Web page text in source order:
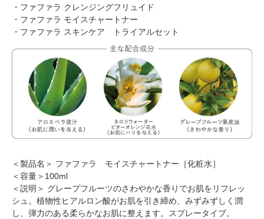
・ ファファラ クレンジングフリュイド
・ ファファラ モイスチャートナー
・ ファファラ スキンケア トライアルセット
＜製品名＞ ファファラ モイスチャートナー［化粧水］
＜容量＞100ml
＜説明＞ グレープフルーツのさわやかな香りでお肌をリフレッ
シュ。植物性ヒアルロン酸がお肌を引き締め、みずみずしく潤
し、弾力のある柔らかなお肌に整えます。スプレータイプ。